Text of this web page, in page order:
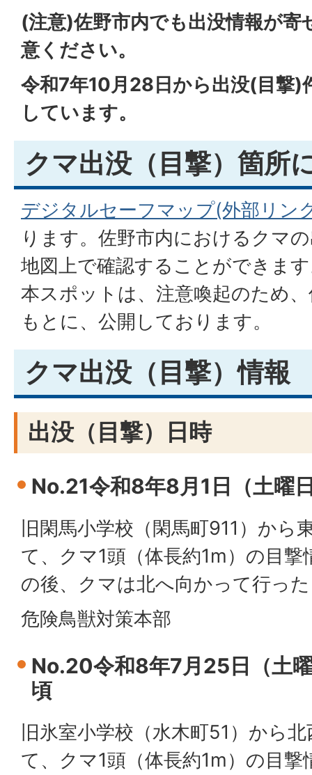
(注意)佐野市内でも出没情報が
意ください。
令和7年10月28日から出没(目撃)
しています。
クマ出没（目撃）箇所
デジタルセーフマップ(外部リン
ります。佐野市内におけるクマ
地図上で確認することができま
本スポットは、注意喚起のため
もとに、公開しております。
クマ出没（目撃）情報
出没（目撃）日時
No.21令和8年8月1日（土曜
旧閑馬小学校（閑馬町911）から
て、クマ1頭（体長約1m）の目
の後、クマは北へ向かって行っ
危険鳥獣対策本部
No.20令和8年7月25日（土
頃
旧氷室小学校（水木町51）から
て、クマ1頭（体長約1m）の目